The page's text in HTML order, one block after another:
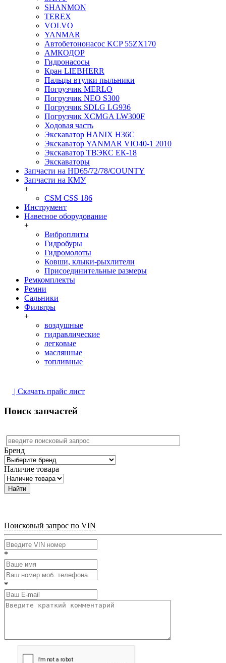
SHANMON
TEREX
VOLVO
YANMAR
Автобетононасос KCP 55ZX170
АМКОДОР
Гидронасосы
Кран LIEBHERR
Пальцы втулки пыльники
Погрузчик MERLO
Погрузчик NEO S300
Погрузчик SDLG LG936
Погрузчик XCMGA LW300F
Ходовая часть
Экскаватор HANIX H36C
Экскаватор YANMAR VIO40-1 2010
Экскаватор ТВЭКС ЕК-18
Экскаваторы
Запчасти на HD65/72/78/COUNTY
Запчасти на КМУ
+
CSM CSS 186
Инструмент
Навесное оборудование
+
Виброплиты
Гидробуры
Гидромолоты
Ковши, клыки-рыхлители
Присоединительные размеры
Ремкомплекты
Ремни
Сальники
Фильтры
+
воздушные
гидравлические
легковые
маслянные
топливные
| Скачать прайс лист
Поиск запчастей
Бренд
Наличие товара
Найти
Поисковый запрос по VIN
*
*